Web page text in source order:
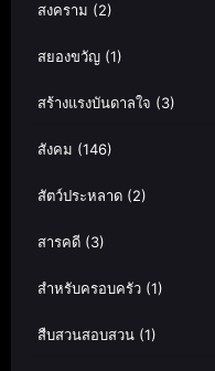
สงคราม (2)
สยองขวัญ (1)
สร้างแรงบันดาลใจ (3)
สังคม (146)
สัตว์ประหลาด (2)
สารคดี (3)
สำหรับครอบครัว (1)
สืบสวนสอบสวน (1)